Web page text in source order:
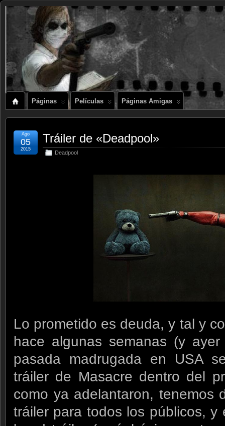
Páginas Películas Páginas Amigas
Tráiler de «Deadpool»
Deadpool
Ago
05
2015
Lo prometido es deuda, y tal y
hace algunas semanas (y
pasada madrugada en USA
tráiler de Masacre dentro del
como ya adelantaron, tenemos
tráiler para todos los públicos,